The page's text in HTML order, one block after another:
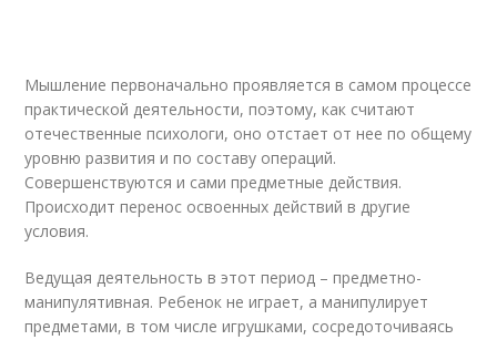
Мышление первоначально проявляется в самом процессе
практической деятельности, поэтому, как считают
отечественные психологи, оно отстает от нее по общему
уровню развития и по составу операций.
Совершенствуются и сами предметные действия.
Происходит перенос освоенных действий в другие
условия.
Ведущая деятельность в этот период – предметно-
манипулятивная. Ребенок не играет, а манипулирует
предметами, в том числе игрушками, сосредоточиваясь